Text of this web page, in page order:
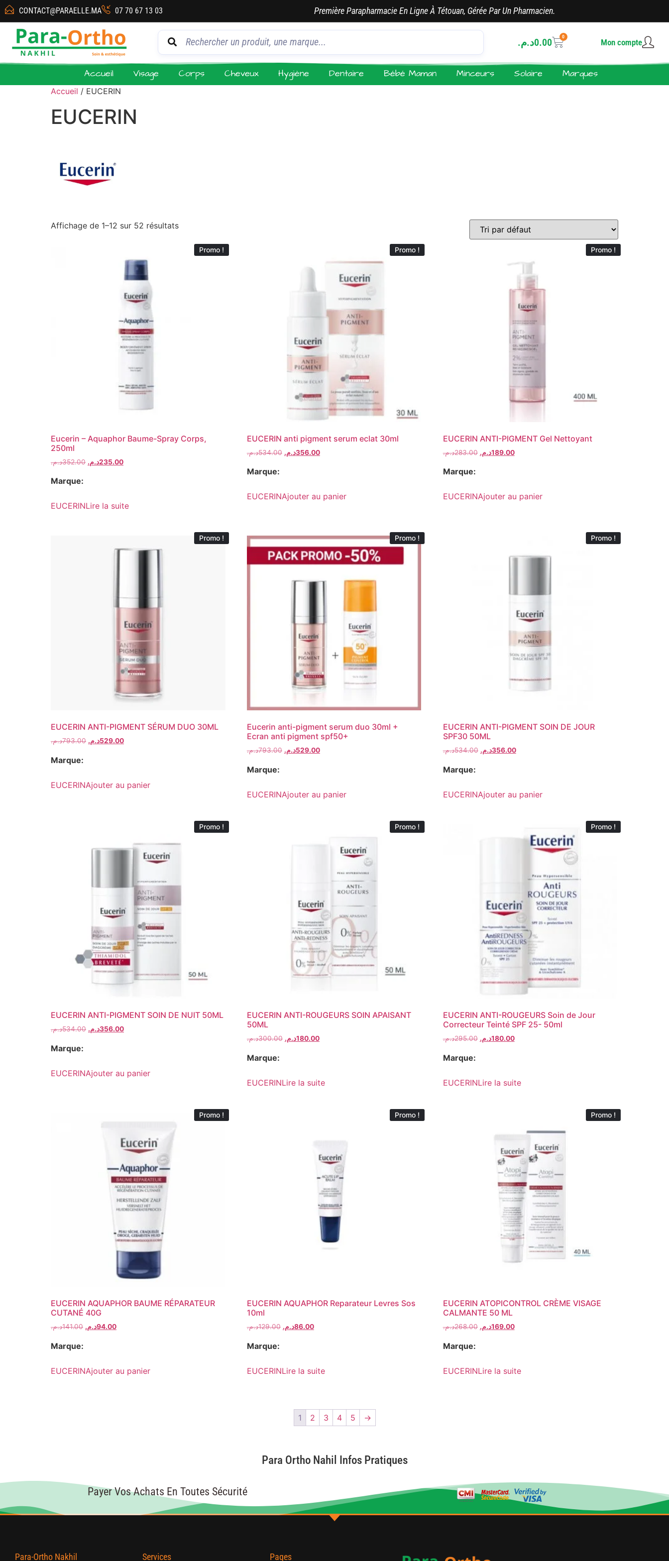
CONTACT@PARAELLE.MA 07 70 67 13 03 Première Parapharmacie En Ligne À Tétouan, Gérée Par Un Pharmacien.
0.00د.م. 0
Mon compte
Accueil Visage Corps Cheveux Hygiène Dentaire Bébé Maman Minceurs Solaire Marques
Accueil / EUCERIN
EUCERIN
Affichage de 1–12 sur 52 résultats
Promo !
Eucerin – Aquaphor Baume-Spray Corps,
250ml
352.00د.م. 235.00د.م.
Marque:
EUCERINLire la suite
Promo !
EUCERIN anti pigment serum eclat 30ml
534.00د.م. 356.00د.م.
Marque:
EUCERINAjouter au panier
Promo !
EUCERIN ANTI-PIGMENT Gel Nettoyant
283.00د.م. 189.00د.م.
Marque:
EUCERINAjouter au panier
Promo !
EUCERIN ANTI-PIGMENT SÉRUM DUO 30ML
793.00د.م. 529.00د.م.
Marque:
EUCERINAjouter au panier
Promo !
Eucerin anti-pigment serum duo 30ml +
Ecran anti pigment spf50+
793.00د.م. 529.00د.م.
Marque:
EUCERINAjouter au panier
Promo !
EUCERIN ANTI-PIGMENT SOIN DE JOUR
SPF30 50ML
534.00د.م. 356.00د.م.
Marque:
EUCERINAjouter au panier
Promo !
EUCERIN ANTI-PIGMENT SOIN DE NUIT 50ML
534.00د.م. 356.00د.م.
Marque:
EUCERINAjouter au panier
Promo !
EUCERIN ANTI-ROUGEURS SOIN APAISANT
50ML
300.00د.م. 180.00د.م.
Marque:
EUCERINLire la suite
Promo !
EUCERIN ANTI-ROUGEURS Soin de Jour
Correcteur Teinté SPF 25- 50ml
295.00د.م. 180.00د.م.
Marque:
EUCERINLire la suite
Promo !
EUCERIN AQUAPHOR BAUME RÉPARATEUR
CUTANÉ 40G
141.00د.م. 94.00د.م.
Marque:
EUCERINAjouter au panier
Promo !
EUCERIN AQUAPHOR Reparateur Levres Sos
10ml
129.00د.م. 86.00د.م.
Marque:
EUCERINLire la suite
Promo !
EUCERIN ATOPICONTROL CRÈME VISAGE
CALMANTE 50 ML
268.00د.م. 169.00د.م.
Marque:
EUCERINLire la suite
1 2 3 4 5 →
Para Ortho Nahil Infos Pratiques
Payer Vos Achats En Toutes Sécurité
Para-Ortho Nakhil Services Pages